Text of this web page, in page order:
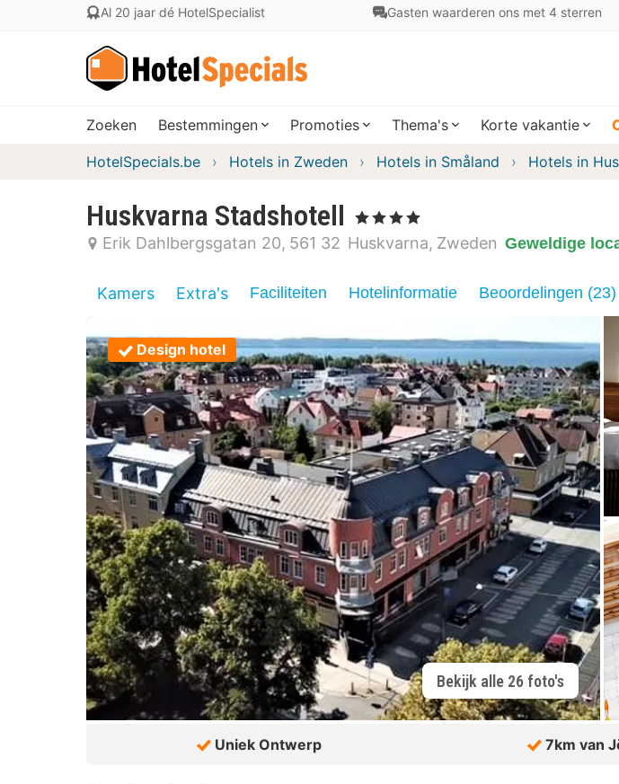
Al 20 jaar dé HotelSpecialist Gasten waarderen ons met 4 sterren
Zoeken Bestemmingen Promoties Thema's Korte vakantie
HotelSpecials.be Hotels in Zweden Hotels in Småland Hotels in
Huskvarna Stadshotell , 4 Sterren
Erik Dahlbergsgatan 20 561 32 Huskvarna Zweden Geweldige
Kamers Extra's Faciliteiten Hotelinformatie Beoordelingen (23)
Design hotel
Bekijk alle 26 foto's
Uniek Ontwerp 7km van